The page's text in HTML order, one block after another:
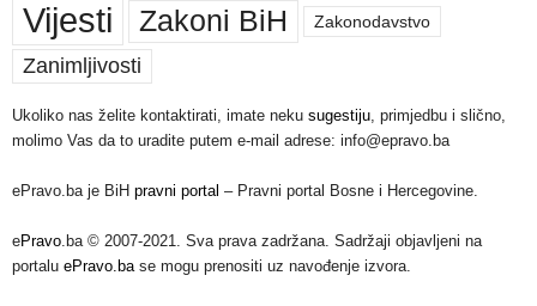
Vijesti Zakoni BiH Zakonodavstvo
Zanimljivosti
Ukoliko nas želite kontaktirati, imate neku sugestiju, primjedbu i slično,
molimo Vas da to uradite putem e-mail adrese: info@epravo.ba
ePravo.ba je BiH pravni portal – Pravni portal Bosne i Hercegovine.
ePravo.ba © 2007-2021. Sva prava zadržana. Sadržaji objavljeni na
portalu ePravo.base mogu prenositi uz navođenje izvora.